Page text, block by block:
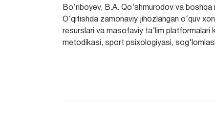
Bo‘riboyev, B.A. Qo‘shmurodov va
O‘qitishda zamonaviy jihozlangan o‘quv
resurslari va masofaviy ta’lim platformalari
metodikasi, sport psixologiyasi,